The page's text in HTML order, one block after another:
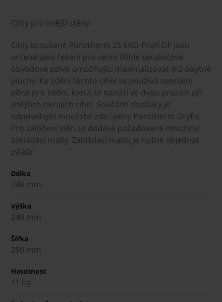
Cihly pro vnější stěny
Cihly broušené Porotherm 25 EKO Profi DF jsou
určené jako řešení pro velmi štíhlé sendvičové
obvodové zdivo umožňující maximalizovat m2 obytné
plochy. Ke zdění těchto cihel se používá speciální
pěna pro zdění, která se nanáší ve dvou pruzích při
vnějších okrajích cihel. Součástí dodávky je
odpovídající množství zdicí pěny Porotherm Dryfix.
Pro založení stěn se dodává požadované množství
zakládací malty. Zakládací maltu je nutné objednat
zvlášť
Délka
248 mm
Výška
249 mm
Šířka
250 mm
Hmotnost
11 kg